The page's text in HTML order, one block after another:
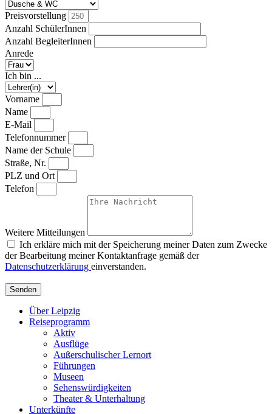
Preisvorstellung
Anzahl SchülerInnen
Anzahl BegleiterInnen
Anrede
Ich bin ...
Vorname
Name
E-Mail
Telefonnummer
Name der Schule
Straße, Nr.
PLZ und Ort
Telefon
Weitere Mitteilungen
Ich erkläre mich mit der Speicherung meiner Daten zum Zwecke
der Bearbeitung meiner Kontaktanfrage gemäß der
Datenschutzerklärung einverstanden.
Senden
Über Leipzig
Reiseprogramm
Aktiv
Ausflüge
Außerschulischer Lernort
Führungen
Museen
Sehenswürdigkeiten
Theater & Unterhaltung
Unterkünfte